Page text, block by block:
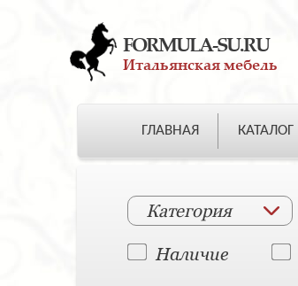
FORMULA-SU.RU
Итальянская мебель
ГЛАВНАЯ КАТАЛОГ
Категория
Наличие